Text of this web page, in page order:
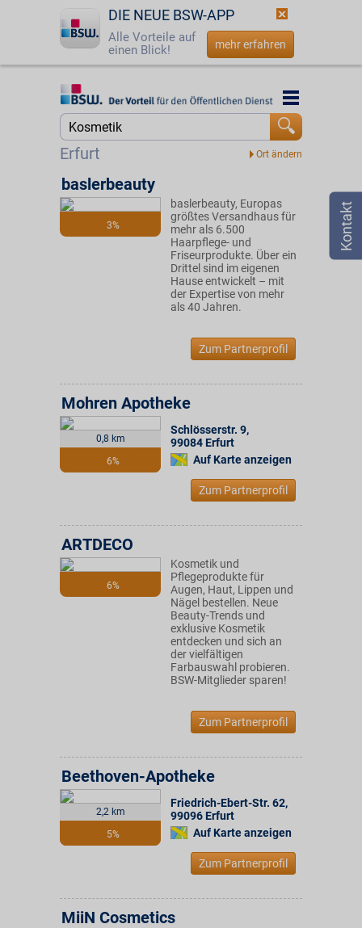
DIE NEUE BSW-APP
Alle Vorteile auf
einen Blick!
mehr erfahren
Startseite
Login
☎ 0800 - 279 25 82
Erfurt
Startseite
3%
baslerbeauty
baslerbeauty, Europas
größtes Versandhaus für
mehr als 6.500
Haarpflege- und
Friseurprodukte. Über ein
Drittel sind im eigenen
Hause entwickelt – mit
der Expertise von mehr
als 40 Jahren.
Zum Partnerprofil
0,8 km
6%
Mohren Apotheke
Schlösserstr. 9,
99084 Erfurt
Auf Karte anzeigen
Zum Partnerprofil
6%
ARTDECO
Kosmetik und
Pflegeprodukte für
Augen, Haut, Lippen und
Nägel bestellen. Neue
Beauty-Trends und
exklusive Kosmetik
entdecken und sich an
der vielfältigen
Farbauswahl probieren.
BSW-Mitglieder sparen!
Zum Partnerprofil
2,2 km
5%
Beethoven-Apotheke
Friedrich-Ebert-Str. 62,
99096 Erfurt
Auf Karte anzeigen
Zum Partnerprofil
MiiN Cosmetics